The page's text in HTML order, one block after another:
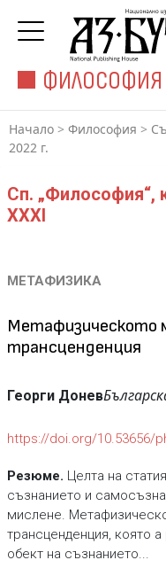
ФИЛОСОФИЯ
Начало > Философия >
2022 г.
Сп. „Философия“,
XXXI
МЕТАФИЗИКА
Метафизическото
трансценденция
Георги Донев
https://doi.org/10.53656/
Резюме. Целта на
съзнанието и
мислене.
трансценденция, която
обект на съзнанието...